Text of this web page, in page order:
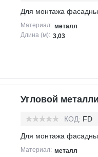
Для монтажа
Материал: металл
Длина (м): 3,03
Угловой
КОД: FD
Для монтажа
Материал: металл